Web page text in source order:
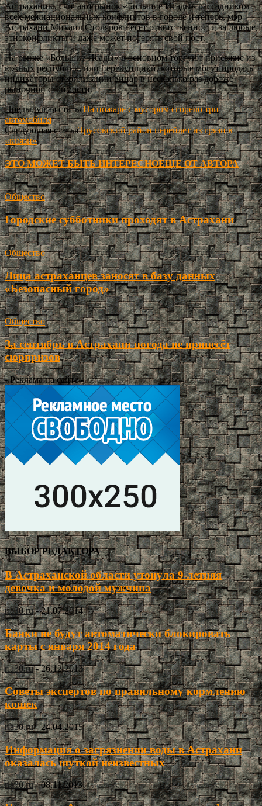
Астраханцы, считают рынок «Большие Исады» рассадником
всех межнациональных конфликтов в городе и теперь, мэр
Астрахани Михаил Столяров несет ответственности за любые
этноконфликты и даже может потерять свой пост.
На рынке «Большие Исады» в основном торгуют приезжие из
южных республик, или перекупщики, которые могут продать
индикаторы стерилизации винар в несколько раз дороже
рыночной стоимости.
Предыдущая статьяНа пожаре с мусором сгорело три
автомобиля
Следующая статьяТрусовский район перейдет из грязи в
«князи»
ЭТО МОЖЕТ БЫТЬ ИНТЕРЕСНОЕЩЕ ОТ АВТОРА
Общество
Городские субботники проходят в Астрахани
Общество
Лица астраханцев заносят в базу данных
«Безопасный город»
Общество
За сентябрь в Астрахани погода не принесёт
сюрпризов
- Реклама на сайте -
ВЫБОР РЕДАКТОРА
В Астраханской области утонула 9-летняя
девочка и молодой мужчина
ria30.ru - 21.07.2014
Банки не будут автоматически блокировать
карты с января 2014 года
ria30.ru - 26.12.2013
Советы экспертов по правильному кормлению
кошек
ria30.ru - 24.04.2015
Информация о загрязнении воды в Астрахани
оказалась шуткой неизвестных
ria30.ru - 08.11.2013